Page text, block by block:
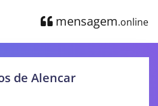
mensagem.online
de Alencar